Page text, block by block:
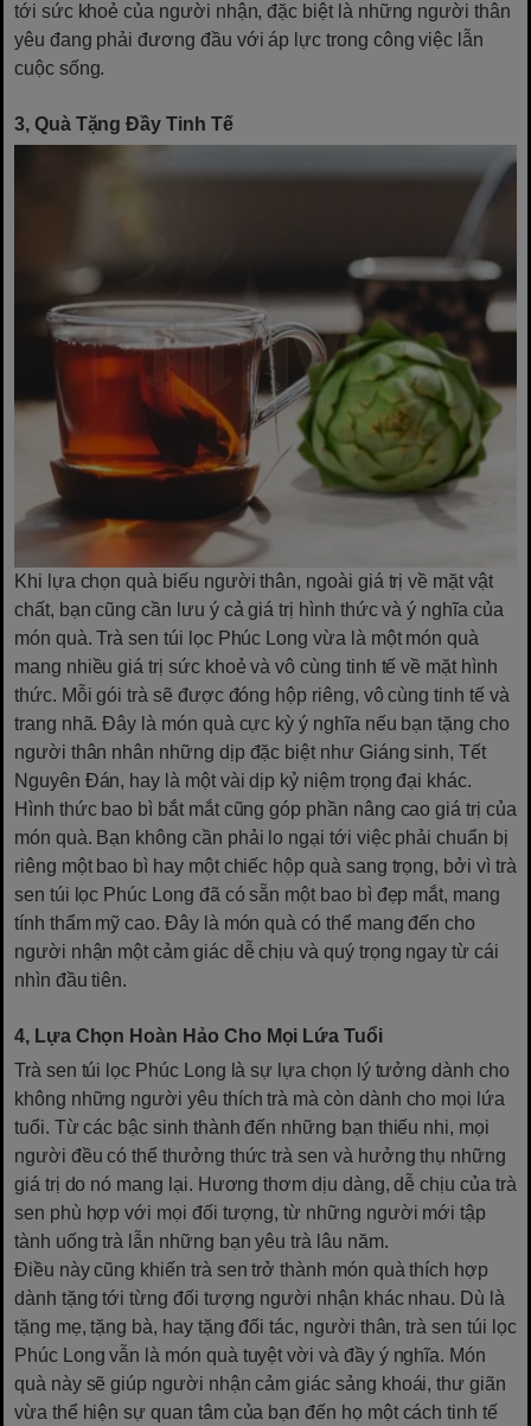
tới sức khoẻ của người nhận, đặc biệt là những người thân
yêu đang phải đương đầu với áp lực trong công việc lẫn
cuộc sống.
3, Quà Tặng Đầy Tinh Tế
Khi lựa chọn quà biếu người thân, ngoài giá trị về mặt vật
chất, bạn cũng cần lưu ý cả giá trị hình thức và ý nghĩa của
món quà. Trà sen túi lọc Phúc Long vừa là một món quà
mang nhiều giá trị sức khoẻ và vô cùng tinh tế về mặt hình
thức. Mỗi gói trà sẽ được đóng hộp riêng, vô cùng tinh tế và
trang nhã. Đây là món quà cực kỳ ý nghĩa nếu bạn tặng cho
người thân nhân những dịp đặc biệt như Giáng sinh, Tết
Nguyên Đán, hay là một vài dịp kỷ niệm trọng đại khác.
Hình thức bao bì bắt mắt cũng góp phần nâng cao giá trị của
món quà. Bạn không cần phải lo ngại tới việc phải chuẩn bị
riêng một bao bì hay một chiếc hộp quà sang trọng, bởi vì trà
sen túi lọc Phúc Long đã có sẵn một bao bì đẹp mắt, mang
tính thẩm mỹ cao. Đây là món quà có thể mang đến cho
người nhận một cảm giác dễ chịu và quý trọng ngay từ cái
nhìn đầu tiên.
4, Lựa Chọn Hoàn Hảo Cho Mọi Lứa Tuổi
Trà sen túi lọc Phúc Long là sự lựa chọn lý tưởng dành cho
không những người yêu thích trà mà còn dành cho mọi lứa
tuổi. Từ các bậc sinh thành đến những bạn thiếu nhi, mọi
người đều có thể thưởng thức trà sen và hưởng thụ những
giá trị do nó mang lại. Hương thơm dịu dàng, dễ chịu của trà
sen phù hợp với mọi đối tượng, từ những người mới tập
tành uống trà lẫn những bạn yêu trà lâu năm.
Điều này cũng khiến trà sen trở thành món quà thích hợp
dành tặng tới từng đối tượng người nhận khác nhau. Dù là
tặng mẹ, tặng bà, hay tặng đối tác, người thân, trà sen túi lọc
Phúc Long vẫn là món quà tuyệt vời và đầy ý nghĩa. Món
quà này sẽ giúp người nhận cảm giác sảng khoái, thư giãn
vừa thể hiện sự quan tâm của bạn đến họ một cách tinh tế